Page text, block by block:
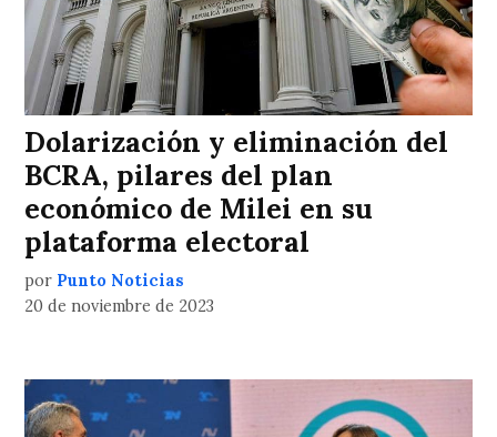
Dolarización y eliminación del
BCRA, pilares del plan
económico de Milei en su
plataforma electoral
por Punto Noticias
20 de noviembre de 2023